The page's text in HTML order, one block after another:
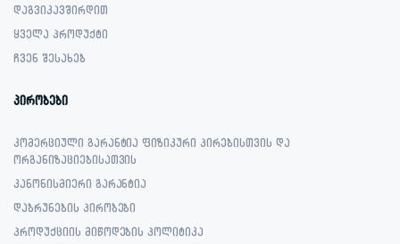
დაგვიკავშირდით
ყველა პროდუქტი
ჩვენ შესახებ
პირობები
კომერციული გარანტია ფიზიკური პირებისთვის და
ორგანიზაციებისათვის
კანონისმიერი გარანტია
დაბრუნების პირობები
პროდუქციის მიწოდების პოლიტიკა